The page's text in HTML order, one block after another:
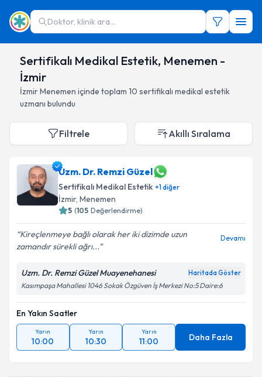
Doktor, klinik ara...
Sertifikalı Medikal Estetik, Menemen -
İzmir
İzmirMenemen içinde toplam 10 sertifikalı medikal estetik
uzmanı bulundu
Filtrele Akıllı Sıralama
Uzm. Dr. Remzi Güzel
Sertifikalı Medikal Estetik +1diğer
İzmir, Menemen
5 (105 Değerlendirme)
Kireçlenmeye bağlı olarak her iki dizimde uzun
zamandır sürekli ağrı...
Devamı
Uzm. Dr. Remzi Güzel Muayenehanesi Haritada Göster
Kasımpaşa Mahallesi 1046 Sokak Özgüven İş Merkezi No:5 Daire:6
En Yakın Saatler
Yarın
10:00
Yarın
10:30
Yarın
11:00 Daha Fazla